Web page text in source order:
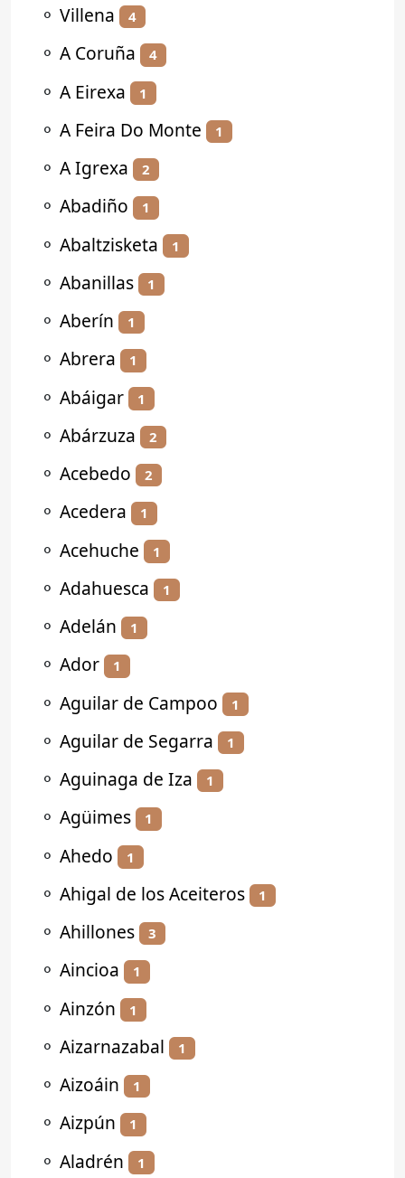
⚬ Villena 4
⚬ A Coruña 4
⚬ A Eirexa 1
⚬ A Feira Do Monte 1
⚬ A Igrexa 2
⚬ Abadiño 1
⚬ Abaltzisketa 1
⚬ Abanillas 1
⚬ Aberín 1
⚬ Abrera 1
⚬ Abáigar 1
⚬ Abárzuza 2
⚬ Acebedo 2
⚬ Acedera 1
⚬ Acehuche 1
⚬ Adahuesca 1
⚬ Adelán 1
⚬ Ador 1
⚬ Aguilar de Campoo 1
⚬ Aguilar de Segarra 1
⚬ Aguinaga de Iza 1
⚬ Agüimes 1
⚬ Ahedo 1
⚬ Ahigal de los Aceiteros 1
⚬ Ahillones 3
⚬ Aincioa 1
⚬ Ainzón 1
⚬ Aizarnazabal 1
⚬ Aizoáin 1
⚬ Aizpún 1
⚬ Aladrén 1